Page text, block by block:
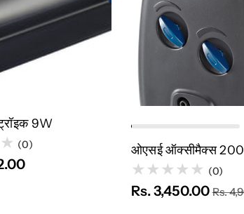
9W
(0)
त्वरित नज़र
ओएसई ऑक्सीमैक्स 200
(0)
Rs. 3,450.00 Rs.